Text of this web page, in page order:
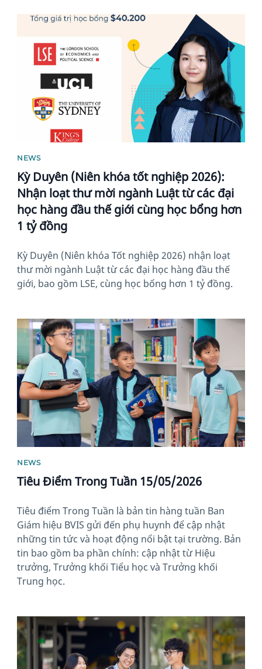
News image
NEWS
Kỳ Duyên (Niên khóa tốt nghiệp 2026):
Nhận loạt thư mời ngành Luật từ các đại
học hàng đầu thế giới cùng học bổng hơn
1 tỷ đồng
Kỳ Duyên (Niên khóa Tốt nghiệp 2026) nhận loạt
thư mời ngành Luật từ các đại học hàng đầu thế
giới, bao gồm LSE, cùng học bổng hơn 1 tỷ đồng.
News image
NEWS
Tiêu Điểm Trong Tuần 15/05/2026
Tiêu điểm Trong Tuần là bản tin hàng tuần Ban
Giám hiệu BVIS gửi đến phụ huynh để cập nhật
những tin tức và hoạt động nổi bật tại trường. Bản
tin bao gồm ba phần chính: cập nhật từ Hiệu
trưởng, Trưởng khối Tiểu học và Trưởng khối
Trung học.
News image